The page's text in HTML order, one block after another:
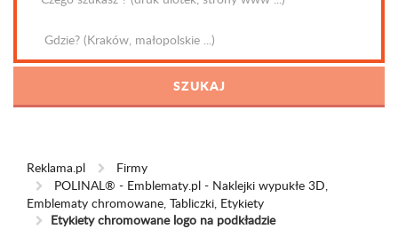
Reklama.pl
Firmy
POLINAL® - Emblematy.pl - Naklejki wypukłe 3D,
Emblematy chromowane, Tabliczki, Etykiety
Etykiety chromowane logo na podkładzie